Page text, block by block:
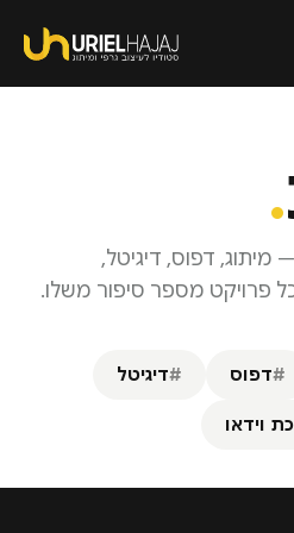
.
מיתוג, דפוס, דיגיטל,
פרויקט מספר סיפור משלו.
#דפוס #דיגיטל
וידאו